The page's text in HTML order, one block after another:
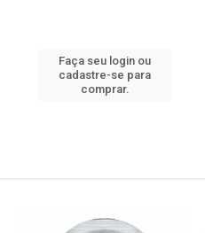
Faça seu login ou
cadastre-se para
comprar.